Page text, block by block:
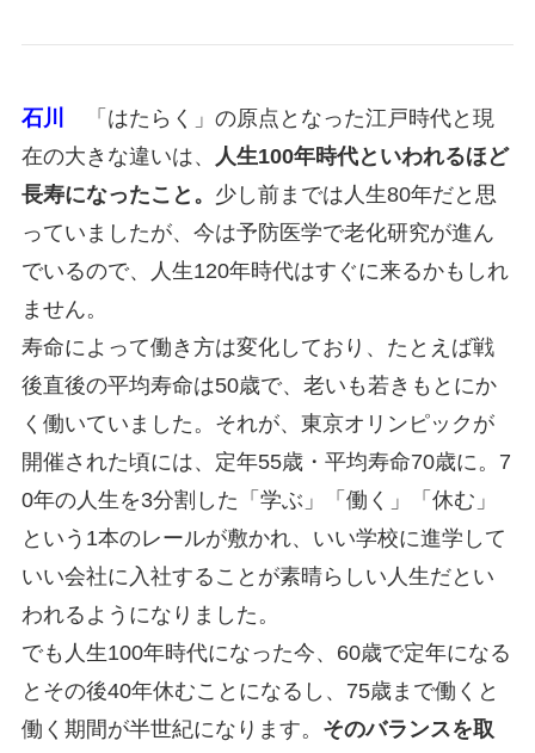
石川
「はたらく」の原点となった江戸時代と現
在の大きな違いは、
人生100年時代といわれるほど
長寿になったこと。 少し前までは人生80年だと思
っていましたが、今は予防医学で老化研究が進ん
でいるので、人生120年時代はすぐに来るかもしれ
ません。
寿命によって働き方は変化しており、たとえば戦
後直後の平均寿命は50歳で、老いも若きもとにか
く働いていました。それが、東京オリンピックが
開催された頃には、定年55歳・平均寿命70歳に。7
0年の人生を3分割した「学ぶ」「働く」「休む」
という1本のレールが敷かれ、いい学校に進学して
いい会社に入社することが素晴らしい人生だとい
われるようになりました。
でも人生100年時代になった今、60歳で定年になる
とその後40年休むことになるし、75歳まで働くと
働く期間が半世紀になります。 そのバランスを取